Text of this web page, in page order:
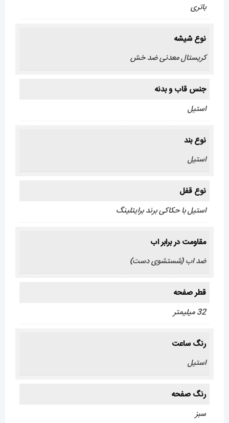
باتری
نوع شیشه
کریستال معدنی ضد خش
جنس قاب و بدنه
استیل
نوع بند
استیل
نوع قفل
استیل با حکاکی برند برایتلینگ
مقاومت در برابر اب
ضد اب (شستشوی دست)
قطر صفحه
32 میلیمتر
رنگ ساعت
استیل
رنگ صفحه
سبز